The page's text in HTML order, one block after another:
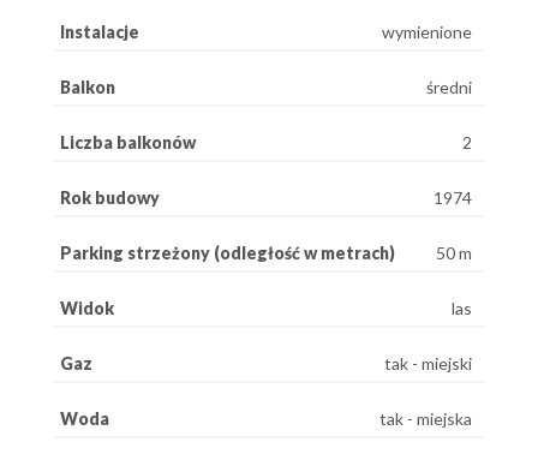
Instalacje wymienione
Balkon średni
Liczba balkonów 2
Rok budowy 1974
Parking strzeżony (odległość w metrach) 50 m
Widok las
Gaz tak - miejski
Woda tak - miejska